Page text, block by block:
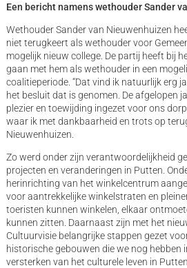
Een bericht namens wethouder Sander
Wethouder Sander van Nieuwenhuizen
niet terugkeert als wethouder voor
mogelijk nieuw college. De partij heeft bij
gaan met hem als wethouder in een
coalitieperiode. “Dat vind ik natuurlijk erg
het besluit dat is genomen. De afgelopen
plezier en toewijding ingezet voor ons
waar ik met dankbaarheid en trots op
Nieuwenhuizen.
Zo werd onder zijn verantwoordelijkheid
projecten en veranderingen in Putten.
herinrichting van het winkelcentrum
voor aantrekkelijke winkelstraten en
toeristen kunnen winkelen, elkaar
kunnen zitten. Daarnaast zijn met het
Cultuurvisie belangrijke stappen gezet
historische gebouwen die we nog hebben
versterken van het culturele leven in